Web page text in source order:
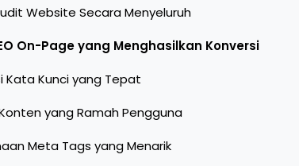
Website Secara Menyeluruh
On-Page yang Menghasilkan Konversi
Kata Kunci yang Tepat
yang Ramah Pengguna
Meta Tags yang Menarik